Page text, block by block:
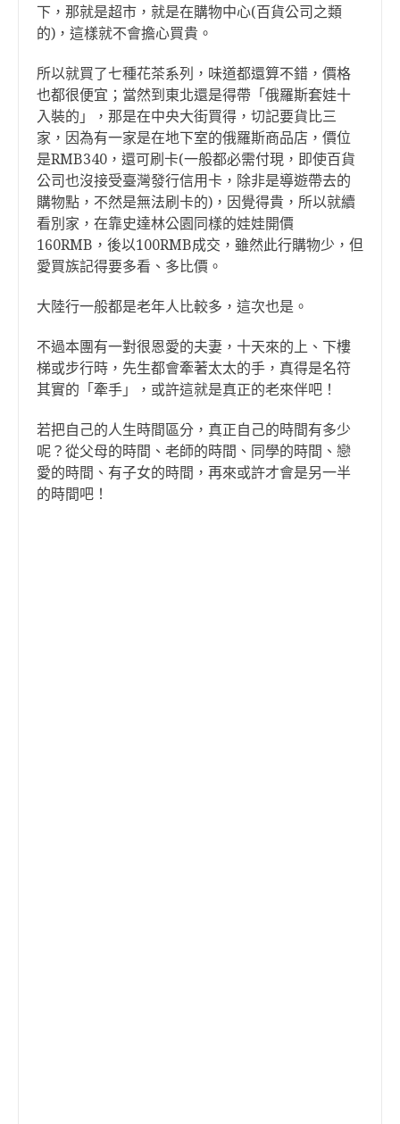
下，那就是超市，就是在購物中心(百貨公司之類
的)，這樣就不會擔心買貴。
所以就買了七種花茶系列，味道都還算不錯，價格
也都很便宜；當然到東北還是得帶「俄羅斯套娃十
入裝的」，那是在中央大街買得，切記要貨比三
家，因為有一家是在地下室的俄羅斯商品店，價位
是RMB340，還可刷卡(一般都必需付現，即使百貨
公司也沒接受臺灣發行信用卡，除非是導遊帶去的
購物點，不然是無法刷卡的)，因覺得貴，所以就續
看別家，在靠史達林公園同樣的娃娃開價
160RMB，後以100RMB成交，雖然此行購物少，但
愛買族記得要多看、多比價。
大陸行一般都是老年人比較多，這次也是。
不過本團有一對很恩愛的夫妻，十天來的上、下樓
梯或步行時，先生都會牽著太太的手，真得是名符
其實的「牽手」，或許這就是真正的老來伴吧！
若把自己的人生時間區分，真正自己的時間有多少
呢？從父母的時間、老師的時間、同學的時間、戀
愛的時間、有子女的時間，再來或許才會是另一半
的時間吧！